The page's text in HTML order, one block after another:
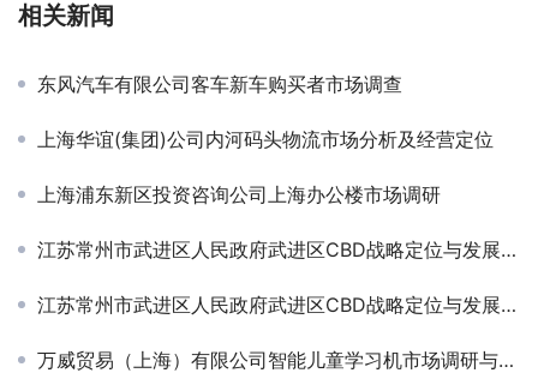
相关新闻
东风汽车有限公司客车新车购买者市场调查
上海华谊(集团)公司内河码头物流市场分析及经营定位
上海浦东新区投资咨询公司上海办公楼市场调研
江苏常州市武进区人民政府武进区CBD战略定位与发展规划
江苏常州市武进区人民政府武进区CBD战略定位与发展规划
万威贸易（上海）有限公司智能儿童学习机市场调研与营销咨询